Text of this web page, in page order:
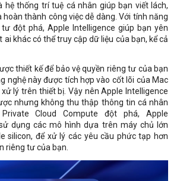
hệ thống trí tuệ cá nhân giúp bạn viết lách,
hoàn thành công việc dễ dàng. Với tính năng
tư đột phá, Apple Intelligence giúp bạn yên
khác có thể truy cập dữ liệu của bạn, kể cả
thiết kế để bảo vệ quyền riêng tư của bạn
nghệ này được tích hợp vào cốt lõi của Mac
lý trên thiết bị. Vậy nên Apple Intelligence
nhưng không thu thập thông tin cá nhân
Cloud Compute đột phá, Apple
dụng các mô hình dựa trên máy chủ lớn
silicon, để xử lý các yêu cầu phức tạp hơn
riêng tư của bạn.